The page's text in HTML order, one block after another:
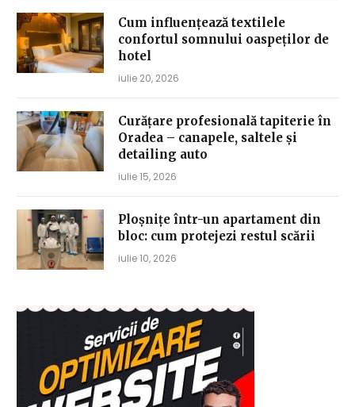
Cum influențează textilele
confortul somnului oaspeților de
hotel
iulie 20, 2026
Curățare profesională tapiterie în
Oradea – canapele, saltele și
detailing auto
iulie 15, 2026
Ploșnițe într-un apartament din
bloc: cum protejezi restul scării
iulie 10, 2026